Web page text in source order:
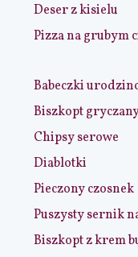
Deser z kisielu
Pizza na grubym
Babeczki
Biszkopt
Chipsy serowe
Diablotki
Pieczony czosnek
Puszysty sernik
Biszkopt z krem